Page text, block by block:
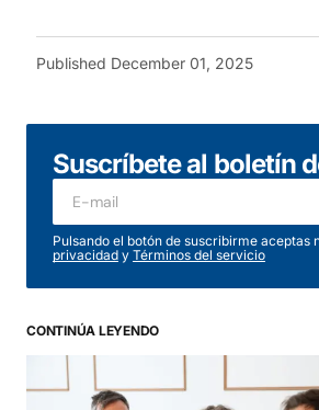
Published December 01, 2025
Suscríbete al boletín
Pulsando el botón de suscribirme aceptas
privacidad y Términos del servicio
CONTINÚA LEYENDO